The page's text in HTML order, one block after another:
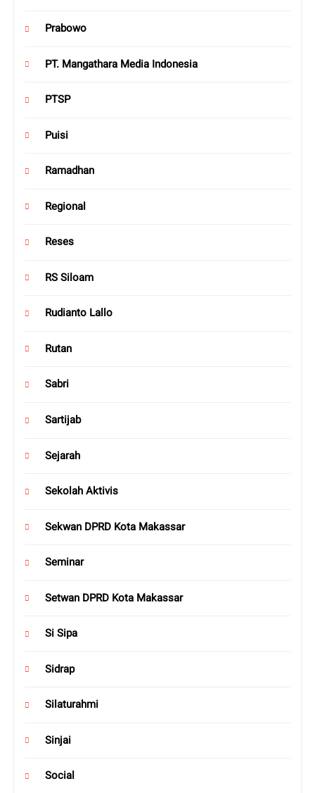
Prabowo
PT. Mangathara Media Indonesia
PTSP
Puisi
Ramadhan
Regional
Reses
RS Siloam
Rudianto Lallo
Rutan
Sabri
Sartijab
Sejarah
Sekolah Aktivis
Sekwan DPRD Kota Makassar
Seminar
Setwan DPRD Kota Makassar
Si Sipa
Sidrap
Silaturahmi
Sinjai
Social